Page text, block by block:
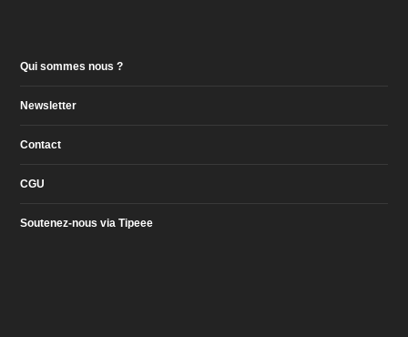
Qui sommes nous ?
Newsletter
Contact
CGU
Soutenez-nous via Tipeee